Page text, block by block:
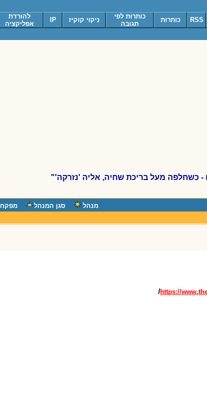
RSS כותרות
כותרות לפי
תגובה
ניקוי קוקיז IP
להורדת
אפליקציה
כשחלפה מעל בריכת שחיה, אליה 'נזרקה'"
מנהל סגן המנהל מפקח
https://
/